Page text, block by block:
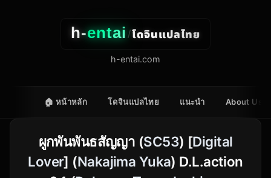
h-entai/โดจินแปลไทย
h-entai.com
🏠 หน้าหลัก โดจินแปลไทย แนะนำ About Us
ผูกพันพันธสัญญา (SC53) [Digital
Lover] (Nakajima Yuka) D.L.action